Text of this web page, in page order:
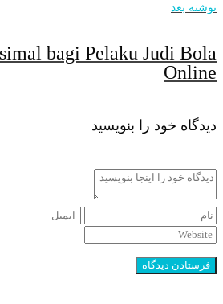
نوشته بعد
bagi Pelaku Judi Bola
Online
دیدگاه خود را بنویسید